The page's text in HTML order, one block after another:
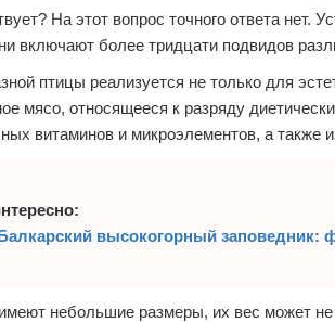
На этот вопрос точного ответа нет.
включают более тридцати подвидов
птицы реализуется не только для
мясо, относящееся к разряду
витаминов и микроэлементов, а также
высокогорный заповедник:
небольшие размеры, их вес может